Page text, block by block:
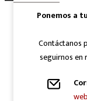
Ponemos a
Contáctanos
seguirnos en